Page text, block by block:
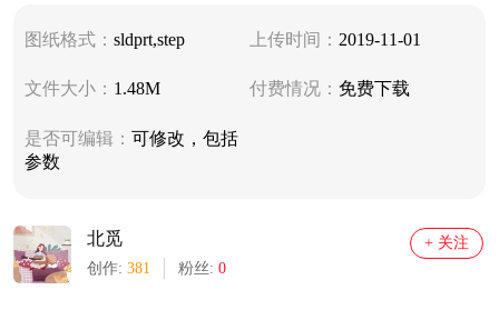
图纸格式： sldprt,step 上传时间： 2019-11-01
文件大小： 1.48M 付费情况： 免费下载
是否可编辑： 可修改，包括
参数
北觅
创作: 381 粉丝: 0
+ 关注